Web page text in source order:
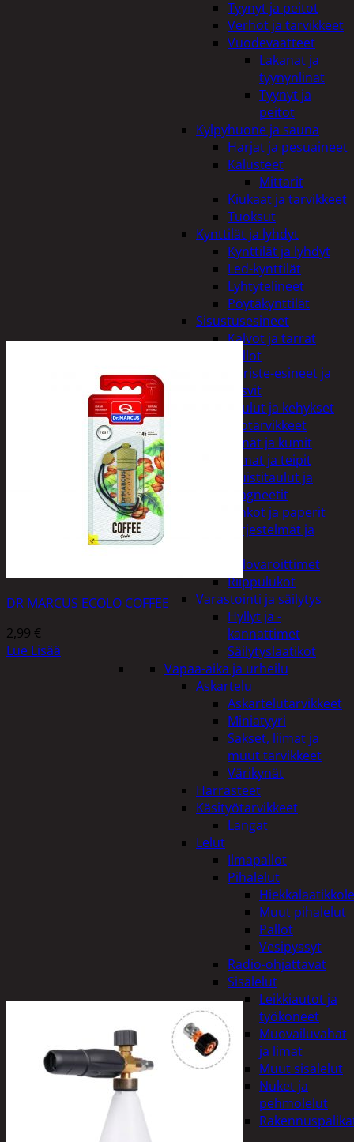
Tyynyt ja peitot
Verhot ja tarvikkeet
Vuodevaatteet
Lakanat ja
tyynynlinat
Tyynyt ja
peitot
Kylpyhuone ja sauna
Harjat ja pesuaineet
Kalusteet
Mittarit
Kiukaat ja tarvikkeet
Tuoksut
Kynttilät ja lyhdyt
Kynttilät ja lyhdyt
Led-kynttilät
Lyhtytelineet
Pöytäkynttilät
Sisustusesineet
Kalvot ja tarrat
Kellot
Koriste-esineet ja
kasvit
Taulut ja kehykset
Toimistotarvikkeet
Kynät ja kumit
Liimat ja teipit
Muistitaulut ja
magneetit
Vihkot ja paperit
Turvajärjestelmät ja
Palovaroittimet
Riippulukot
Varastointi ja säilytys
Hyllyt ja -
kannattimet
Säilytyslaatikot
Vapaa-aika ja urheilu
Askartelu
Askartelutarvikkeet
Miniatyyri
Sakset, liimat ja
muut tarvikkeet
Värikynät
Harrasteet
Käsityötarvikkeet
Langat
Lelut
Ilmapallot
Pihalelut
Muut pihalelut
Pallot
Vesipyssyt
Radio-ohjattavat
Sisälelut
Leikkiautot ja
työkoneet
Muovailuvahat
ja limat
Muut sisälelut
Nuket ja
pehmolelut
DR MARCUS ECOLO COFFEE
2,99 €
Lue Lisää